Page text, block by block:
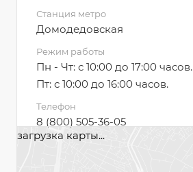
Станция метро
Домодедовская
Режим работы
Пн - Чт: с 10:00 до 17:00 часов.
Пт: с 10:00 до 16:00 часов.
Телефон
8 (800) 505-36-05
8 (495) 950-56-89
загрузка карты...